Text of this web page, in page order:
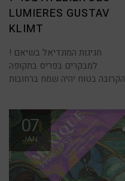
LUMIERES GUSTAV
KLIMT
חגיגות המונדיאל בשיאם !
למבקרים בפריס בתקופה
הקרובה בטוח יהיה שמח ברחובות
07
JAN